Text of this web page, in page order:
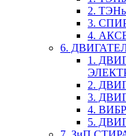
2.
3.
4.
6.
1.
2.
3.
4.
5.